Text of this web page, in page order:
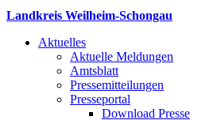
Landkreis Weilheim-Schongau
Aktuelles
Aktuelle Meldungen
Amtsblatt
Pressemitteilungen
Presseportal
Download Presse